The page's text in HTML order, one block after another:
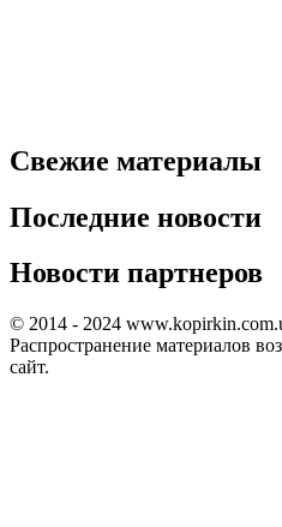
Свежие материалы
Последние новости
Новости партнеров
© 2014 - 2024
Распространение материалов
сайт.